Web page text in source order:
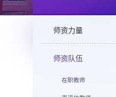
师资力量
师资队伍
在职教师